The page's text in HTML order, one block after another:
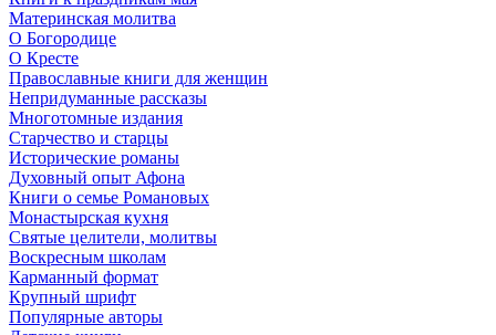
Материнская молитва
О Богородице
О Кресте
Православные книги для женщин
Непридуманные рассказы
Многотомные издания
Старчество и старцы
Исторические романы
Духовный опыт Афона
Книги о семье Романовых
Монастырская кухня
Святые целители, молитвы
Воскресным школам
Карманный формат
Крупный шрифт
Популярные авторы